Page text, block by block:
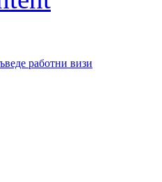
работни визи